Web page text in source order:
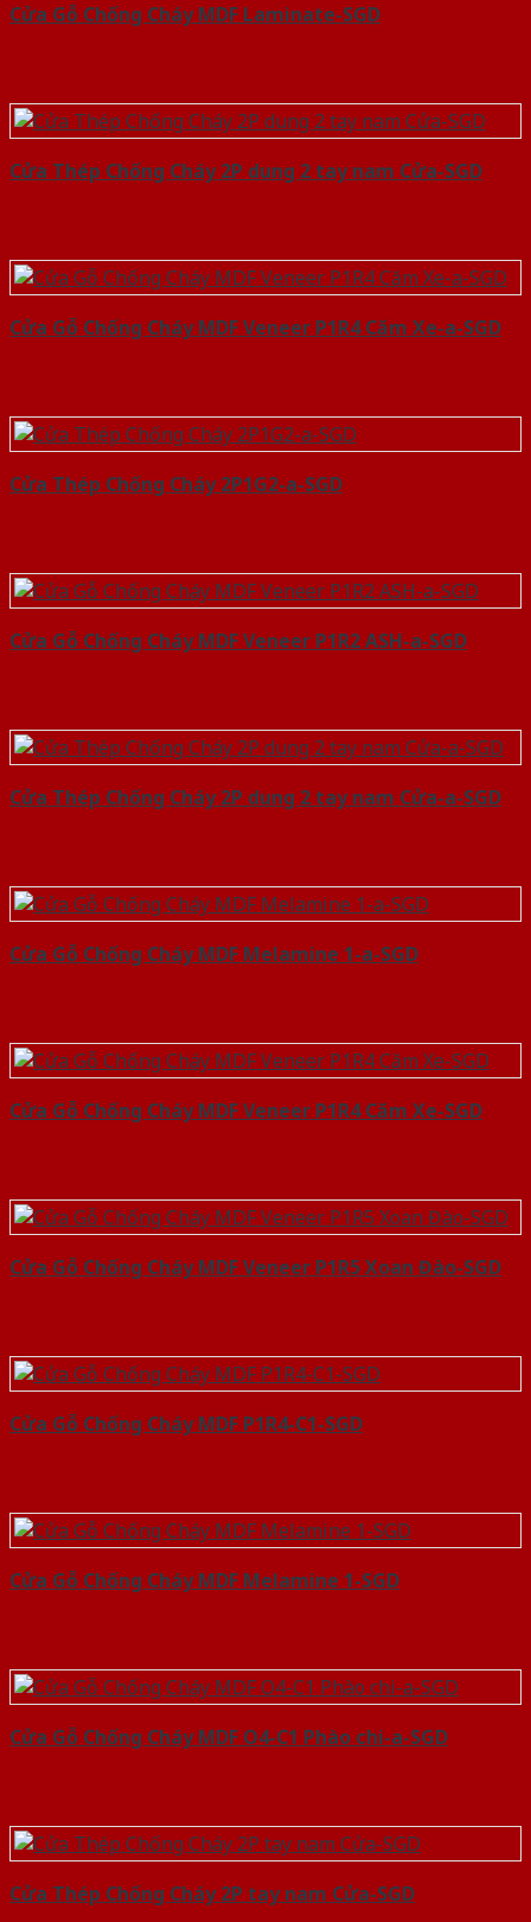
Cửa Gỗ Chống Cháy MDF Laminate-SGD
Cửa Thép Chống Cháy 2P dung 2 tay nam Cửa-SGD
Cửa Gỗ Chống Cháy MDF Veneer P1R4 Căm Xe-a-SGD
Cửa Thép Chống Cháy 2P1G2-a-SGD
Cửa Gỗ Chống Cháy MDF Veneer P1R2 ASH-a-SGD
Cửa Thép Chống Cháy 2P dung 2 tay nam Cửa-a-SGD
Cửa Gỗ Chống Cháy MDF Melamine 1-a-SGD
Cửa Gỗ Chống Cháy MDF Veneer P1R4 Căm Xe-SGD
Cửa Gỗ Chống Cháy MDF Veneer P1R5 Xoan Đào-SGD
Cửa Gỗ Chống Cháy MDF P1R4-C1-SGD
Cửa Gỗ Chống Cháy MDF Melamine 1-SGD
Cửa Gỗ Chống Cháy MDF O4-C1 Phào chi-a-SGD
Cửa Thép Chống Cháy 2P tay nam Cửa-SGD